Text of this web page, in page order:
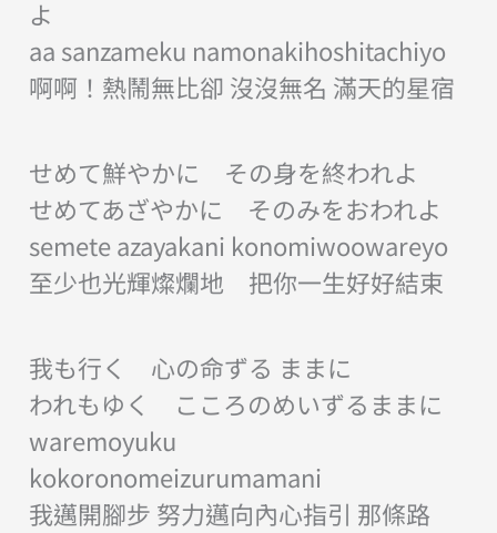
よ
aa sanzameku namonakihoshitachiyo
啊啊！熱鬧無比卻 沒沒無名 滿天的星宿
せめて鮮やかに その身を終われよ
せめてあざやかに そのみをおわれよ
semete azayakani konomiwoowareyo
至少也光輝燦爛地 把你一生好好結束
我も行く 心の命ずる ままに
われもゆく こころのめいずるままに
waremoyuku
kokoronomeizurumamani
我邁開腳步 努力邁向內心指引 那條路